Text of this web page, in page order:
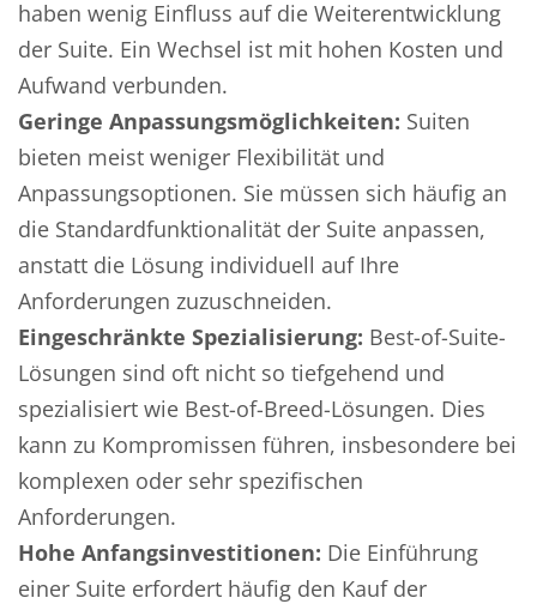
haben wenig Einfluss auf die Weiterentwicklung
der Suite. Ein Wechsel ist mit hohen Kosten und
Aufwand verbunden.
Geringe Anpassungsmöglichkeiten: Suiten
bieten meist weniger Flexibilität und
Anpassungsoptionen. Sie müssen sich häufig an
die Standardfunktionalität der Suite anpassen,
anstatt die Lösung individuell auf Ihre
Anforderungen zuzuschneiden.
Eingeschränkte Spezialisierung: Best-of-Suite-
Lösungen sind oft nicht so tiefgehend und
spezialisiert wie Best-of-Breed-Lösungen. Dies
kann zu Kompromissen führen, insbesondere bei
komplexen oder sehr spezifischen
Anforderungen.
Hohe Anfangsinvestitionen: Die Einführung
einer Suite erfordert häufig den Kauf der